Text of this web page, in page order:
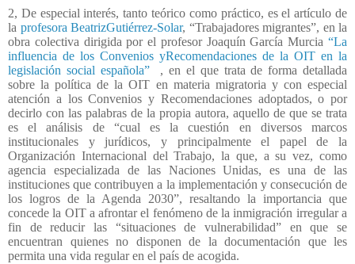
2, De especial interés, tanto teórico como práctico, es el artículo de
la profesora BeatrizGutiérrez-Solar, “Trabajadores migrantes”, en la
obra colectiva dirigida por el profesor Joaquín García Murcia “La
influencia de los Convenios yRecomendaciones de la OIT en la
legislación social española”
, en el que trata de forma detallada
sobre la política de la OIT en materia migratoria y con especial
atención a los Convenios y Recomendaciones adoptados, o por
decirlo con las palabras de la propia autora, aquello de que se trata
es el análisis de “cual es la cuestión en diversos marcos
institucionales y jurídicos, y principalmente el papel de la
Organización Internacional del Trabajo, la que, a su vez, como
agencia especializada de las Naciones Unidas, es una de las
instituciones que contribuyen a la implementación y consecución de
los logros de la Agenda 2030”, resaltando la importancia que
concede la OIT a afrontar el fenómeno de la inmigración irregular a
fin de reducir las “situaciones de vulnerabilidad” en que se
encuentran quienes no disponen de la documentación que les
permita una vida regular en el país de acogida.